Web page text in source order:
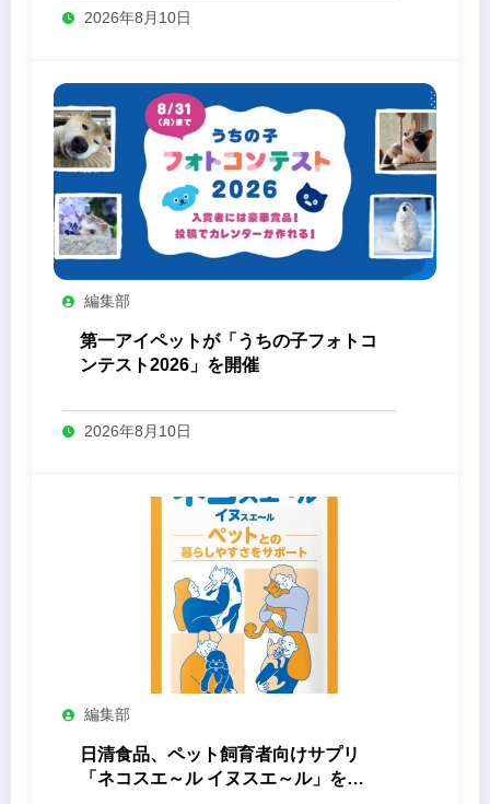
2026年8月10日
編集部
第一アイペットが「うちの子フォトコ
ンテスト2026」を開催
2026年8月10日
編集部
日清食品、ペット飼育者向けサプリ
「ネコスエ～ル イヌスエ～ル」を発